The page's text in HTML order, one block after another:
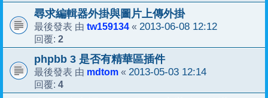
尋求編輯器外掛與圖片上傳外掛
最後發表 由 tw159134 « 2013-06-08 12:12
回覆: 2
phpbb 3 是否有精華區插件
最後發表 由 mdtom « 2013-05-03 12:14
回覆: 4